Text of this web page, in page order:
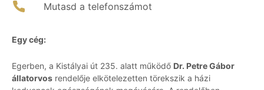
Mutasd a telefonszámot
Egy cég:
Egerben, a Kistályai út 235. alatt működő Dr. Petre Gábor
állatorvos rendelője elkötelezetten törekszik a házi